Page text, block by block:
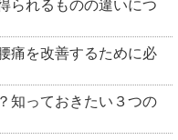
られるものの違いにつ
痛を改善するために必
知っておきたい３つの